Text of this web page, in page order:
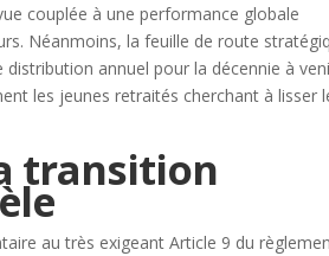
couplée à une performance globale
Néanmoins, la feuille de route
annuel pour la décennie à
les jeunes retraités cherchant à lisser
transition
au très exigeant Article 9 du